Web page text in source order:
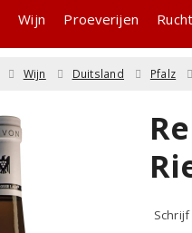
Wijn Proeverijen
Wijn Duitsland Pfalz